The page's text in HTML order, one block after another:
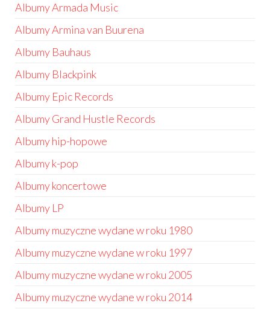
Albumy Armada Music
Albumy Armina van Buurena
Albumy Bauhaus
Albumy Blackpink
Albumy Epic Records
Albumy Grand Hustle Records
Albumy hip-hopowe
Albumy k-pop
Albumy koncertowe
Albumy LP
Albumy muzyczne wydane w roku 1980
Albumy muzyczne wydane w roku 1997
Albumy muzyczne wydane w roku 2005
Albumy muzyczne wydane w roku 2014